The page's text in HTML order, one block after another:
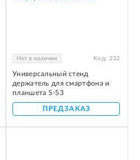
Нет в наличии Код: 232
Универсальный стенд
держатель для смартфона и
планшета S-53
ПРЕДЗАКАЗ